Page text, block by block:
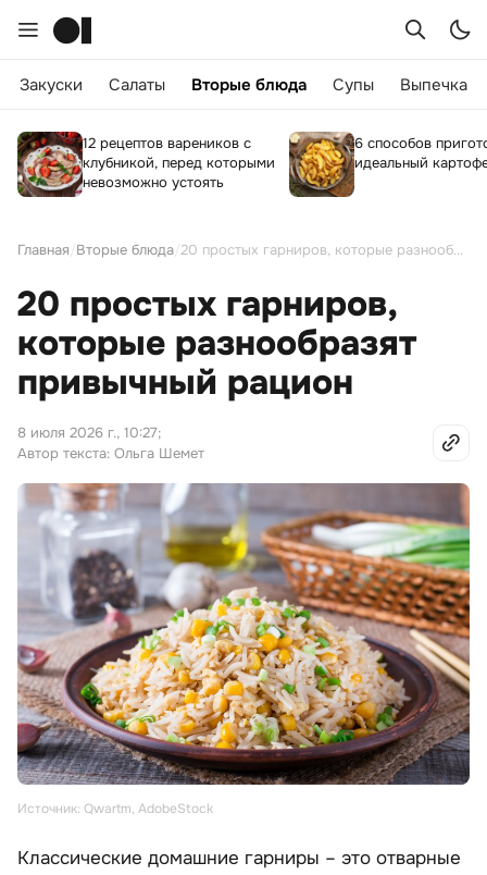
Закуски Салаты Вторые блюда Супы Выпечка
12 рецептов вареников с
клубникой, перед которыми
невозможно устоять
6 способов
идеальный
Главная Вторые блюда 20 простых гарниров, которые разнообразят привычный рацион
20 простых гарниров,
которые разнообразят
привычный рацион
8 июля 2026 г., 10:27;
Автор текста: Ольга Шемет
Источник: Qwartm, AdobeStock
Классические домашние гарниры – это отварные